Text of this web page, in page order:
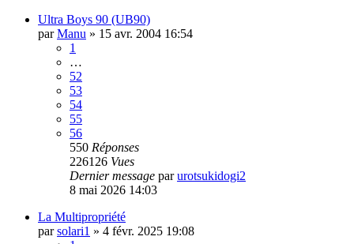
Ultra Boys 90 (UB90)
parManu » 15 avr. 2004 16:54
1
…
52
53
54
55
56
550 Réponses
226126 Vues
Dernier message parurotsukidogi2
8 mai 2026 14:03
La Multipropriété
parsolari1 » 4 févr. 2025 19:08